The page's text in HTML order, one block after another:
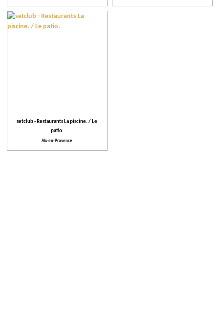
setclub - Restaurants La piscine. / Le
patio.
Aix-en-Provence